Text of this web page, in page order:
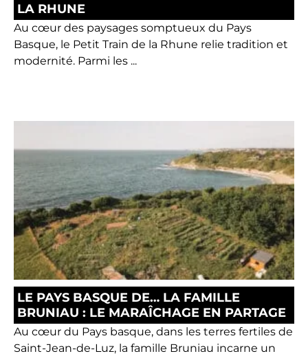
LA RHUNE
Au cœur des paysages somptueux du Pays
Basque, le Petit Train de la Rhune relie tradition et
modernité. Parmi les ...
LE PAYS BASQUE DE… LA FAMILLE
BRUNIAU : LE MARAÎCHAGE EN PARTAGE
Au cœur du Pays basque, dans les terres fertiles de
Saint-Jean-de-Luz, la famille Bruniau incarne un